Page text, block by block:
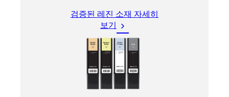
검증된 레진 소재 자세히
보기